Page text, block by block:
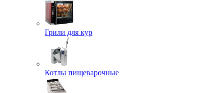
Грили для кур
Котлы пищеварочные